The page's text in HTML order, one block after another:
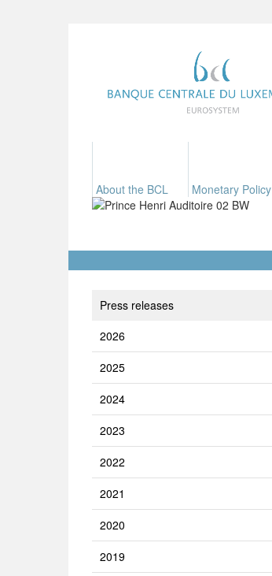
About the BCL Monetary Policy
Press releases
2026
2025
2024
2023
2022
2021
2020
2019